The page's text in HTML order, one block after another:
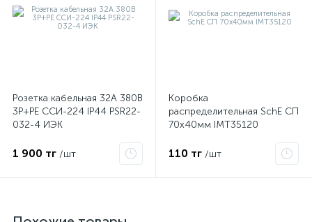
Розетка кабельная 32А 380В
3P+PЕ ССИ-224 IP44 PSR22-
032-4 ИЭК
1 900 тг /шт
Коробка
распределительная SchE СП
70х40мм IMT35120
110 тг /шт